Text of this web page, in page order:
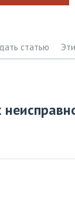
статью